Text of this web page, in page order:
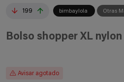
199 bimbaylola Otras
Bolso shopper XL
Avisar agotado